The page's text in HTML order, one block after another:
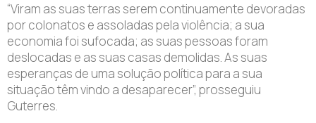
“Viram as suas terras serem continuamente devoradas
por colonatos e assoladas pela violência; a sua
economia foi sufocada; as suas pessoas foram
deslocadas e as suas casas demolidas. As suas
esperanças de uma solução política para a sua
situação têm vindo a desaparecer”, prosseguiu
Guterres.